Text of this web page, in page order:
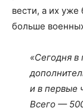
вести, а их
больше
«Сегодня
и в первые
Всего —